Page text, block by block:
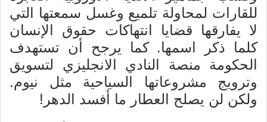
للقارات لمحاولة تلميع وغسل سمعتها التي
لا يفارقها قضايا انتهاكات حقوق الإنسان
كلما ذكر اسمها. كما يرجح أن تستهدف
الحكومة منصة النادي الانجليزي لتسويق
وترويج مشروعاتها السياحية مثل نيوم.
ولكن لن يصلح العطار ما أفسد الدهر!